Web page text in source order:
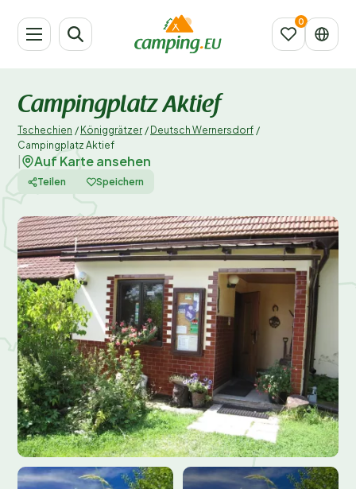
Campingplatz Aktief
Tschechien / Königgrätzer / Deutsch Wernersdorf /
Campingplatz Aktief
Auf Karte ansehen
Teilen Speichern